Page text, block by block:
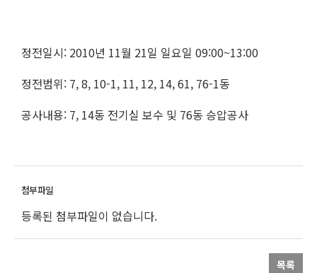
정전일시: 2010년 11월 21일 일요일 09:00~13:00
정전범위: 7, 8, 10-1, 11, 12, 14, 61, 76-1동
공사내용: 7, 14동 전기실 보수 및 76동 승압공사
등록된 첨부파일이 없습니다.
목록